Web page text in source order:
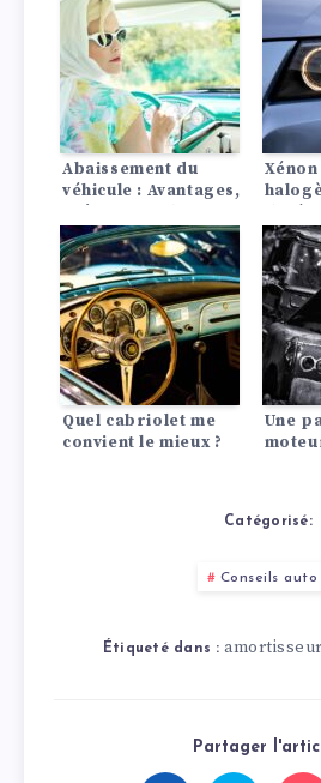
Abaissement du
véhicule : Avantages,
savoir
Xénon
coup
Quel cabriolet me
convient le mieux ?
Une
Catégorisé:
Conseils auto
Étiqueté dans :
Partager